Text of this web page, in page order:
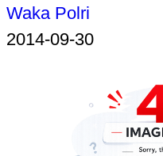
Waka Polri
2014-09-30